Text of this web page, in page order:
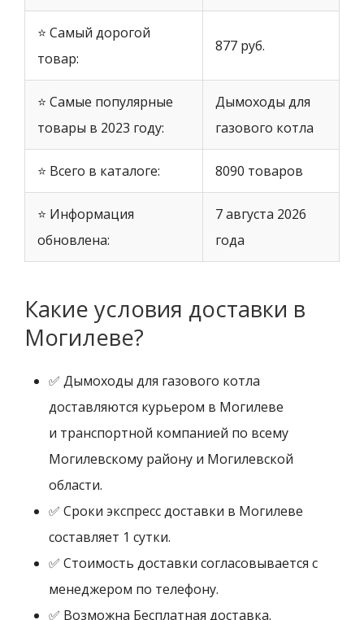
⭐ Самый дорогой
товар:
877 руб.
⭐ Самые популярные
товары в 2023 году:
Дымоходы для
газового котла
⭐ Всего в каталоге: 8090 товаров
⭐ Информация
обновлена:
7 августа 2026
года
Какие условия доставки в
Могилеве?
✅ Дымоходы для газового котла
доставляются курьером в Могилеве
и транспортной компанией по всему
Могилевскому району и Могилевской
области.
✅ Сроки экспресс доставки в Могилеве
составляет 1 сутки.
✅ Стоимость доставки согласовывается с
менеджером по телефону.
✅ Возможна Бесплатная доставка.